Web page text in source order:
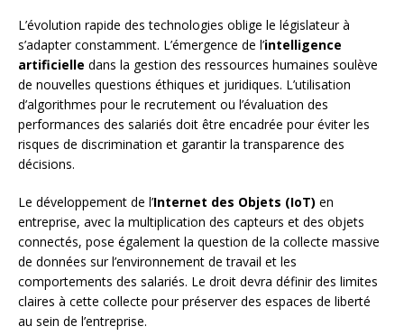
L’évolution rapide des technologies oblige le législateur à
s’adapter constamment. L’émergence de l’intelligence
artificielle dans la gestion des ressources humaines soulève
de nouvelles questions éthiques et juridiques. L’utilisation
d’algorithmes pour le recrutement ou l’évaluation des
performances des salariés doit être encadrée pour éviter les
risques de discrimination et garantir la transparence des
décisions.
Le développement de l’Internet des Objets (IoT) en
entreprise, avec la multiplication des capteurs et des objets
connectés, pose également la question de la collecte massive
de données sur l’environnement de travail et les
comportements des salariés. Le droit devra définir des limites
claires à cette collecte pour préserver des espaces de liberté
au sein de l’entreprise.